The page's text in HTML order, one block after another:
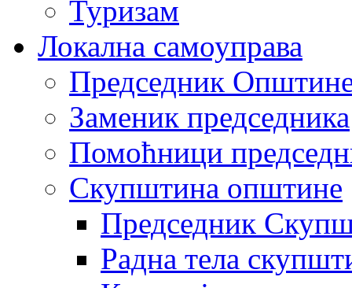
Туризам
Локална самоуправа
Председник
Заменик председника
Помоћници
Скупштина општине
Председник
Радна тела